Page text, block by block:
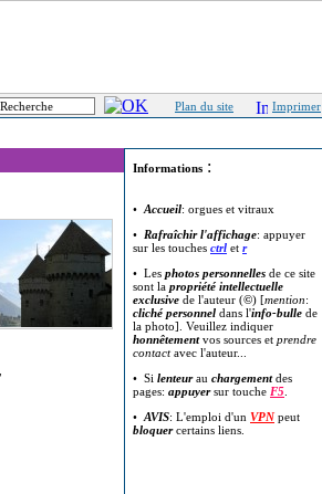
Plan du site Imprimer
Informations :
• Accueil: orgues et vitraux
• Rafraîchir l'affichage: appuyer
sur les touches ctrl et r
• Les photos personnelles de ce site
sont la propriété intellectuelle
exclusive de l'auteur (©) [mention:
cliché personnel dans l'info-bulle de
la photo]. Veuillez indiquer
honnêtementvos sources et prendre
contactavec l'auteur...
• Si lenteurau chargementdes
pages: appuyersur touche F5
• AVIS: L'emploi d'un VPNpeut
bloquercertains liens.